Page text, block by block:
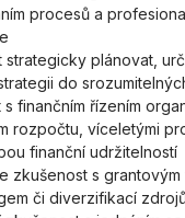
procesů a
strategicky plánovat,
do
finančním řízením
rozpočtu, víceletými
finanční udržitelností
zkušenost s grantovým
či diverzifikací